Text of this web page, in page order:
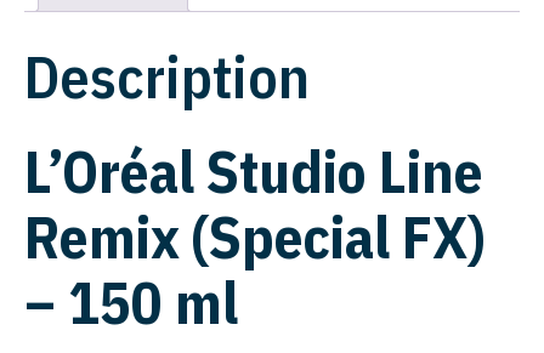
Description
L’Oréal Studio Line
Remix (Special FX)
– 150 ml